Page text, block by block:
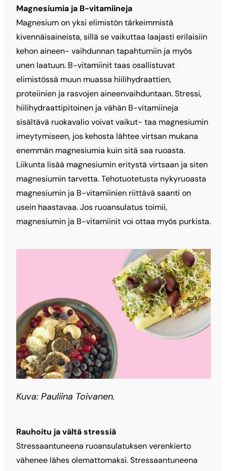
Magnesiumia ja B-vitamiineja
Magnesium on yksi elimistön tärkeimmistä
kivennäisaineista, sillä se vaikuttaa laajasti erilaisiin
kehon aineen- vaihdunnan tapahtumiin ja myös
unen laatuun. B-vitamiinit taas osallistuvat
elimistössä muun muassa hiilihydraattien,
proteiinien ja rasvojen aineenvaihduntaan. Stressi,
hiilihydraattipitoinen ja vähän B-vitamiineja
sisältävä ruokavalio voivat vaikut- taa magnesiumin
imeytymiseen, jos kehosta lähtee virtsan mukana
enemmän magnesiumia kuin sitä saa ruoasta.
Liikunta lisää magnesiumin eritystä virtsaan ja siten
magnesiumin tarvetta. Tehotuotetusta nykyruoasta
magnesiumin ja B-vitamiinien riittävä saanti on
usein haastavaa. Jos ruoansulatus toimii,
magnesiumin ja B-vitamiinit voi ottaa myös purkista.
Kuva: Pauliina Toivanen.
Rauhoitu ja vältä stressiä
Stressaantuneena ruoansulatuksen verenkierto
vähenee lähes olemattomaksi. Stressaantuneena